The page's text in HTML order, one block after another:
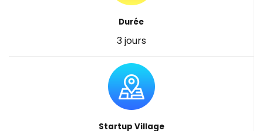
Durée
3 jours
Startup Village